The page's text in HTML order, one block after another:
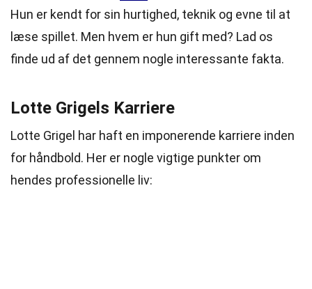
Hun er kendt for sin hurtighed, teknik og evne til at
læse spillet. Men hvem er hun gift med? Lad os
finde ud af det gennem nogle interessante fakta.
Lotte Grigels Karriere
Lotte Grigel har haft en imponerende karriere inden
for håndbold. Her er nogle vigtige punkter om
hendes professionelle liv: